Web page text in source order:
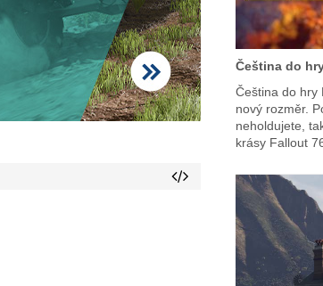
Čeština do
Čeština do hry
nový rozměr.
neholdujete,
krásy Fallout